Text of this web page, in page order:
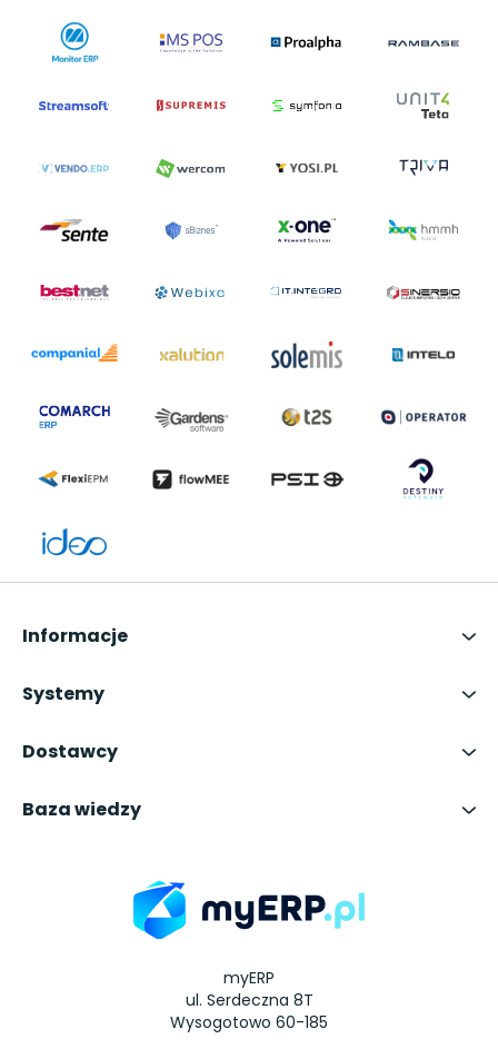
myERP
ul. Serdeczna 8T
Wysogotowo 60-185
Informacje
Systemy
Dostawcy
Baza wiedzy